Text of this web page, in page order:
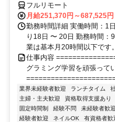
フルリモート
月給251,370円～687,525円
勤務時間詳細 実働時間：1
り18日 〜 20日 勤務時間
業は基本月20時間以下です。
仕事内容
グラミング学習を頑張って
業界未経験者歓迎 ランチタイム
主婦・主夫歓迎
資格取得支援あり
固定時間制
経験不問 未経験者歓迎
経験者歓迎
ネイルOK 有資格者歓